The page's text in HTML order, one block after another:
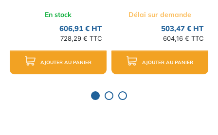
En stock
606,91 € HT
728,29 € TTC
AJOUTER AU PANIER
Délai sur demande
503,47 € HT
604,16 € TTC
AJOUTER AU PANIER